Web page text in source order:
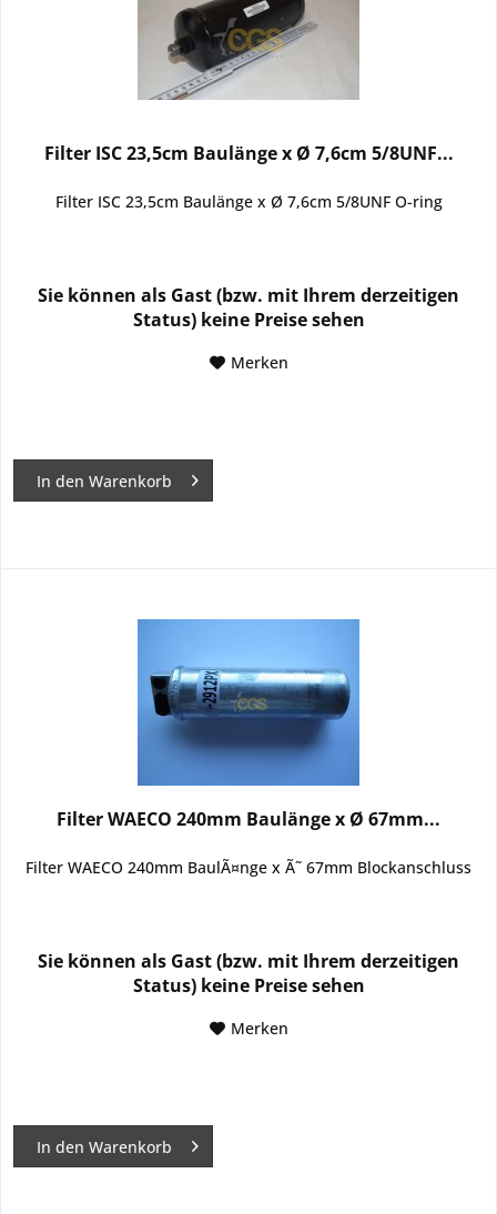
Filter ISC 23,5cm Baulänge x Ø 7,6cm 5/8UNF...
Filter ISC 23,5cm Baulänge x Ø 7,6cm 5/8UNF O-ring
Sie können als Gast (bzw. mit Ihrem derzeitigen
Status) keine Preise sehen
Merken
In den Warenkorb
Filter WAECO 240mm Baulänge x Ø 67mm...
Filter WAECO 240mm BaulÃ¤nge x Ã˜ 67mm Blockanschluss
Sie können als Gast (bzw. mit Ihrem derzeitigen
Status) keine Preise sehen
Merken
In den Warenkorb